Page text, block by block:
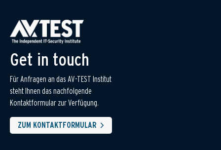
Get in touch
Für Anfragen an das AV-TEST Institut
steht Ihnen das nachfolgende
Kontaktformular zur Verfügung.
ZUM KONTAKTFORMULAR